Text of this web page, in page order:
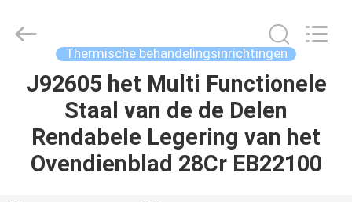
HUIS
PRODUCTEN
Casting
Reserved.
Thermische behandelingsinrichtingen
J92605 het Multi Functionele
Staal van de de Delen
Rendabele Legering van het
Ovendienblad 28Cr EB22100